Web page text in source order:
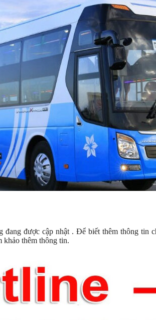
được cập nhật . Để biết thêm thông tin
khảo thêm thông tin.